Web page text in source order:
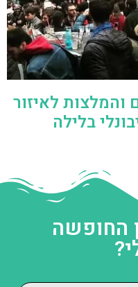
והמלצות לאיזור
בלילה
החופשה